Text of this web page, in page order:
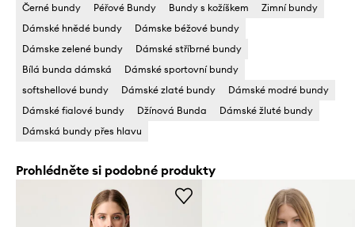
Černé bundy
Péřové Bundy Bundy s kožíškem
Zimní bundy
Dámské hnědé bundy
Dámske béžové bundy
Dámske zelené bundy
Dámské stříbrné bundy
Bílá bunda dámská
Dámské sportovní bundy
softshellové bundy
Dámské zlaté bundy
Dámské modré bundy
Dámské fialové bundy
Džínová Bunda
Dámské žluté bundy
Dámská bundy přes hlavu
Prohlédněte si podobné produkty